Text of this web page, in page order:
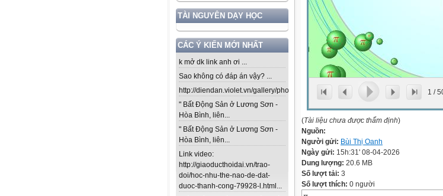
TÀI NGUYÊN DẠY HỌC
CÁC Ý KIẾN MỚI NHẤT
k mở dk link anh ơi ...
Sao không có đáp án vậy? ...
http://diendan.violet.vn/gallery/photos/302...
" Bất Động Sản ở Lương Sơn -
Hòa Bình, liên...
" Bất Động Sản ở Lương Sơn -
Hòa Bình, liên...
Link video:
http://giaoducthoidai.vn/trao-
doi/hoc-nhu-the-nao-de-dat-
duoc-thanh-cong-79928-l.html...
1 /
(Tài liệu chưa được thẩm định)
Nguồn:
Người gửi: Bùi Thị Oanh
Ngày gửi: 15h:31' 08-04-2026
Dung lượng: 20.6 MB
Số lượt tải: 3
Số lượt thích: 0 người